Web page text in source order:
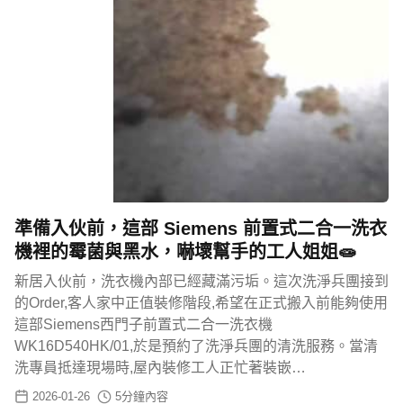
準備入伙前，這部 Siemens 前置式二合一洗衣
機裡的霉菌與黑水，嚇壞幫手的工人姐姐🧫
新居入伙前，洗衣機內部已經藏滿污垢。這次洗淨兵團接到
的Order,客人家中正值裝修階段,希望在正式搬入前能夠使用
這部Siemens西門子前置式二合一洗衣機
WK16D540HK/01,於是預約了洗淨兵團的清洗服務。當清
洗專員抵達現場時,屋內裝修工人正忙著裝嵌…
2026-01-26 5分鐘內容